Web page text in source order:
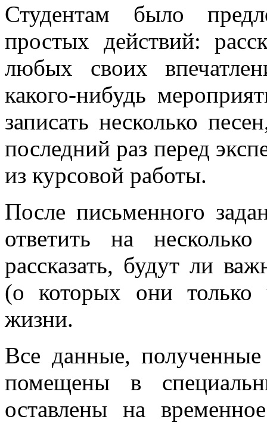
Студентам было
простых действий:
любых своих
какого-нибудь
записать несколько
последний раз перед
из курсовой работы.
После письменного
ответить на
рассказать, будут ли
(о которых они
жизни.
Все данные,
помещены в
оставлены на